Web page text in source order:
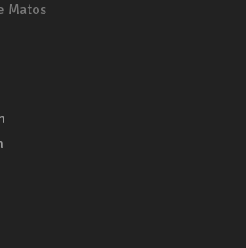
Matos